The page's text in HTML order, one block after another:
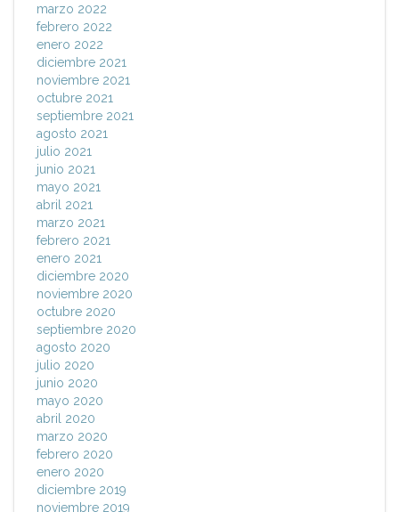
marzo 2022
febrero 2022
enero 2022
diciembre 2021
noviembre 2021
octubre 2021
septiembre 2021
agosto 2021
julio 2021
junio 2021
mayo 2021
abril 2021
marzo 2021
febrero 2021
enero 2021
diciembre 2020
noviembre 2020
octubre 2020
septiembre 2020
agosto 2020
julio 2020
junio 2020
mayo 2020
abril 2020
marzo 2020
febrero 2020
enero 2020
diciembre 2019
noviembre 2019